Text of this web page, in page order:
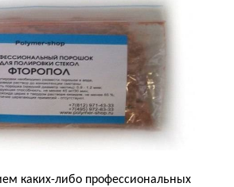
каких-либо профессиональных